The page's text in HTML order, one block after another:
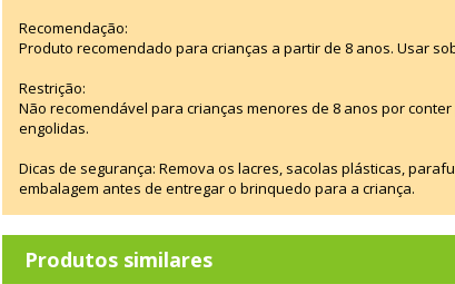
Recomendação:
Produto recomendado para crianças a partir de 8 anos. Usar
Restrição:
Não recomendável para crianças menores de 8 anos por
engolidas.
Dicas de segurança: Remova os lacres, sacolas plásticas,
embalagem antes de entregar o brinquedo para a criança.
Produtos similares